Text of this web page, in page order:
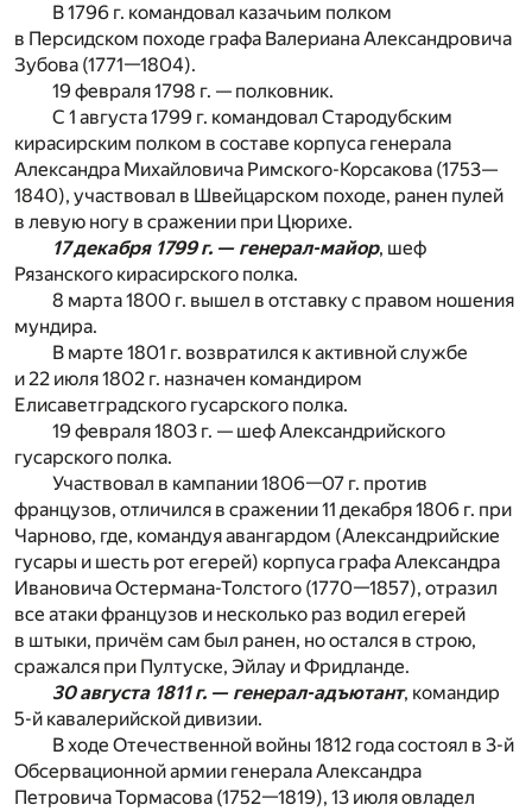
В 1796 г. командовал казачьим полком
в Персидском походе графа Валериана Александровича
Зубова (1771—1804).
19 февраля 1798 г. — полковник.
С 1 августа 1799 г. командовал Стародубским
кирасирским полком в составе корпуса генерала
Александра Михайловича Римского-Корсакова (1753—
1840), участвовал в Швейцарском походе, ранен пулей
в левую ногу в сражении при Цюрихе.
17 декабря 1799 г. — генерал-майор, шеф
Рязанского кирасирского полка.
8 марта 1800 г. вышел в отставку с правом ношения
мундира.
В марте 1801 г. возвратился к активной службе
и 22 июля 1802 г. назначен командиром
Елисаветградского гусарского полка.
19 февраля 1803 г. — шеф Александрийского
гусарского полка.
Участвовал в кампании 1806—07 г. против
французов, отличился в сражении 11 декабря 1806 г. при
Чарново, где, командуя авангардом (Александрийские
гусары и шесть рот егерей) корпуса графа Александра
Ивановича Остермана-Толстого (1770—1857), отразил
все атаки французов и несколько раз водил егерей
в штыки, причём сам был ранен, но остался в строю,
сражался при Пултуске, Эйлау и Фридланде.
30 августа 1811 г. — генерал-адъютант, командир
5-й кавалерийской дивизии.
В ходе Отечественной войны 1812 года состоял в 3-й
Обсервационной армии генерала Александра
Петровича Тормасова (1752—1819), 13 июля овладел